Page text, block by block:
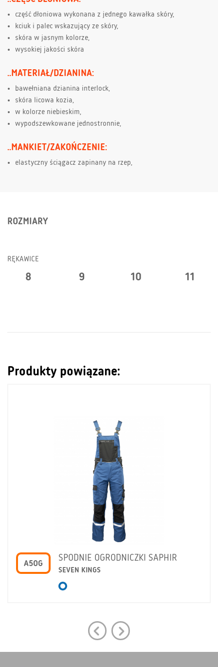
część dłoniowa wykonana z jednego kawałka skóry,
kciuk i palec wskazujący ze skóry,
skóra w jasnym kolorze,
wysokiej jakości skóra
..MATERIAŁ/DZIANINA:
bawełniana dzianina interlock,
skóra licowa kozia,
w kolorze niebieskim,
wypodszewkowane jednostronnie,
..MANKIET/ZAKOŃCZENIE:
elastyczny ściągacz zapinany na rzep,
ROZMIARY
RĘKAWICE
8 9 10 11
Produkty powiązane:
A5OG
SPODNIE OGRODNICZKI SAPHIR
SEVEN KINGS